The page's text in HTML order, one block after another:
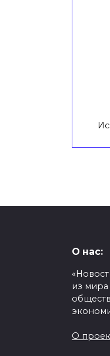
О нас:
из мира
О